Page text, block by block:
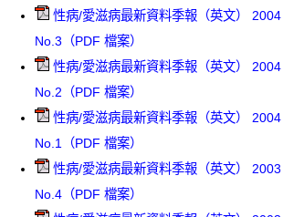
性病/愛滋病最新資料季報（英文）
No.3（PDF 檔案）
性病/愛滋病最新資料季報（英文）
No.2（PDF 檔案）
性病/愛滋病最新資料季報（英文）
No.1（PDF 檔案）
性病/愛滋病最新資料季報（英文）
No.4（PDF 檔案）